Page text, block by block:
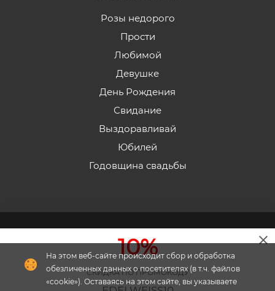
10%
СКИДКА ПО ПРОМОКОДУ
На этом веб-сайте происходит сбор и обработка
обезличенных данных о посетителях (в т.ч. файлов
«cookie»). Оставаясь на этом сайте, вы указываете
Розы недорого
Прости
Любимой
Девушке
День Рождения
Свидание
Выздоравливай
Юбилей
Годовщина свадьбы
2026 © «Эдельвейс» - Интернет-магазин доставки
цветов в Пятигорске.